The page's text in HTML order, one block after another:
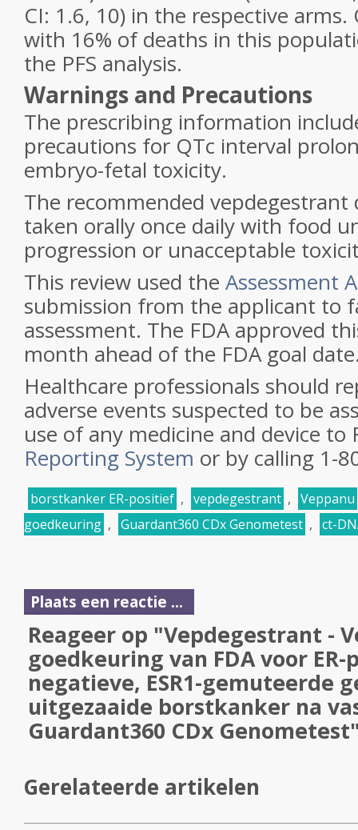
CI: 1.6, 10) in the respective
with 16% of deaths in this
the PFS analysis.
Warnings and Precautions
The prescribing information
precautions for QTc interval
embryo-fetal toxicity.
The recommended vepdegestrant
taken orally once daily with food
progression or unacceptable
This review used the Assessment
submission from the applicant to
assessment. The FDA approved
month ahead of the FDA goal
Healthcare professionals should
adverse events suspected to be
use of any medicine and device to
Reporting System or by calling 1-
borstkanker ER-positief , vepdegestrant , Veppanu
goedkeuring , Guardant360 CDx Genometest , ct-
Plaats een reactie ...
Reageer op "Vepdegestrant -
goedkeuring van FDA voor ER-
negatieve, ESR1-gemuteerde
uitgezaaide borstkanker na
Guardant360 CDx
Gerelateerde artikelen